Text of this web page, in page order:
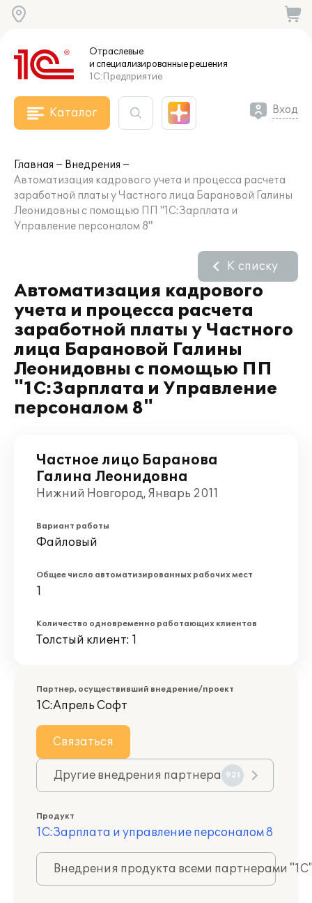
Отраслевые
и специализированныерешения
1С:Предприятие
Каталог Вход
Главная
Внедрения
Автоматизация кадрового учета и процесса расчета
заработной платы у Частного лица Барановой Галины
Леонидовны с помощью ПП "1С:Зарплата и
Управление персоналом 8"
Автоматизация кадрового
учета и процесса расчета
заработной платы у Частного
лица Барановой Галины
Леонидовны с помощью ПП
"1С:Зарплата и Управление
персоналом 8"
К списку
Частное лицо Баранова
Галина Леонидовна
Нижний Новгород, Январь 2011
Вариант работы
Файловый
Общее число автоматизированных рабочих мест
1
Количество одновременно работающих клиентов
Толстый клиент: 1
Партнер, осуществивший внедрение/проект
1С:Апрель Софт
Связаться
Другие внедрения партнера 921
Продукт
1С:Зарплата и управление персоналом 8
Внедрения продукта всеми партнерами